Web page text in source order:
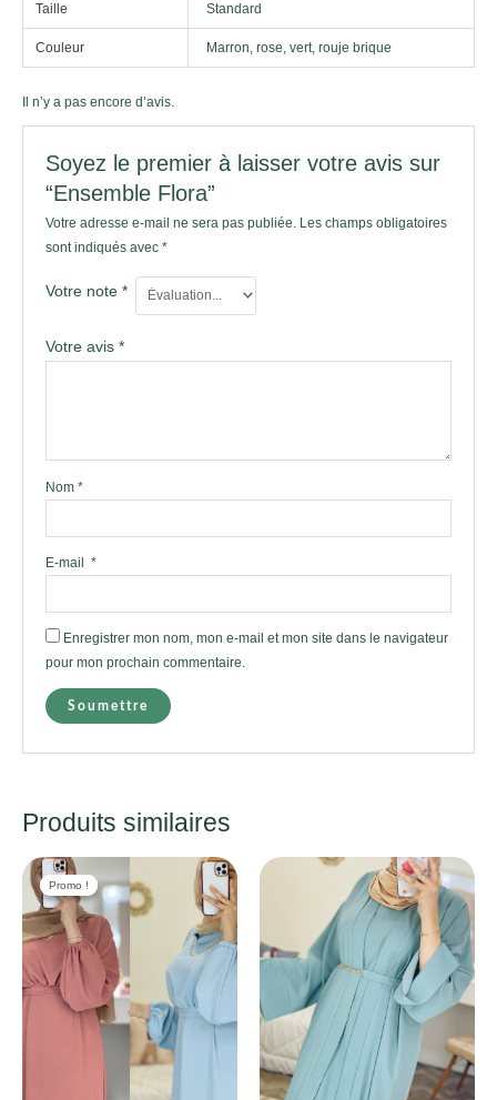
Taille Standard
Couleur Marron, rose, vert, rouje brique
Il n’y a pas encore d’avis.
Soyez le premier à laisser votre avis sur
“Ensemble Flora”
Votre adresse e-mail ne sera pas publiée. Les champs obligatoires
sont indiqués avec*
Votre note*
Votre avis*
Nom*
E-mail*
Enregistrer mon nom, mon e-mail et mon site dans le navigateur
pour mon prochain commentaire.
Produits similaires
Promo !
Promo !